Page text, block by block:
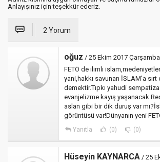
Anlayışınız için teşekkür ederiz.
2 Yorum
oğuz / 25 Ekim 2017
FETÖ de ılımlı
yani,hakkı savunan İSLAM'a
demektir.Tıpkı yahudi
evanjelizme kayış
aslan gibi bir dik duruş var
görüntüsü var!Dünyanın yeni
Yanıtla (0) (0)
Hüseyin KAYNARCA / 25